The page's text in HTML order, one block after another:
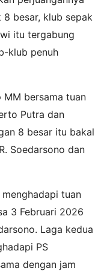
besar, klub sepak
itu tergabung
klub penuh
bersama tuan
Putra dan
8 besar itu bakal
Soedarsono dan
tuan
3 Februari 2026
Laga kedua
PS
dengan jam